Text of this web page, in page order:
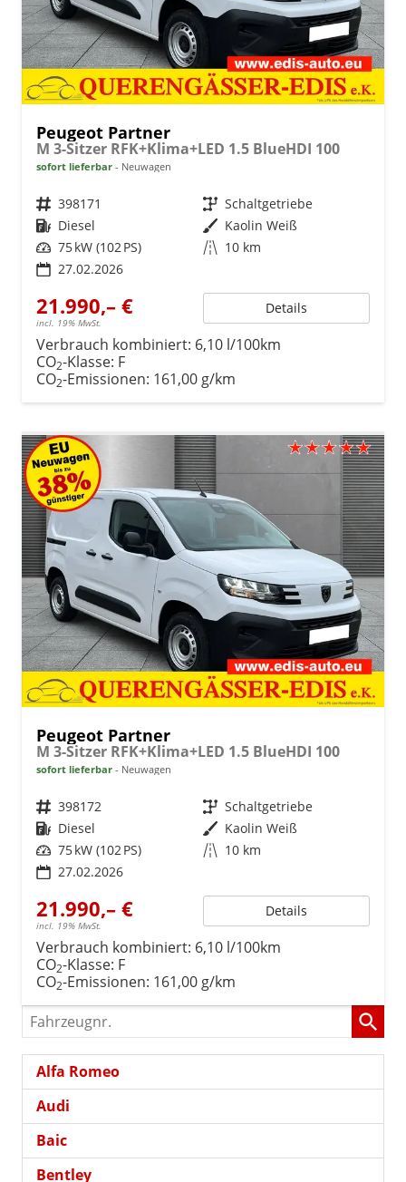
Peugeot Partner
M 3-Sitzer RFK+Klima+LED 1.5 BlueHDI 100
sofort lieferbar Neuwagen
Fahrzeugnr. 398171 Getriebe Schaltgetriebe
Kraftstoff Diesel Außenfarbe Kaolin Weiß
Leistung 75 kW (102 PS) Kilometerstand 10 km
27.02.2026
21.990,– €
incl. 19% MwSt.
Details
Verbrauch kombiniert: 6,10 l/100km
CO2-Klasse: F
CO2-Emissionen: 161,00 g/km
Peugeot Partner
M 3-Sitzer RFK+Klima+LED 1.5 BlueHDI 100
sofort lieferbar Neuwagen
Fahrzeugnr. 398172 Getriebe Schaltgetriebe
Kraftstoff Diesel Außenfarbe Kaolin Weiß
Leistung 75 kW (102 PS) Kilometerstand 10 km
27.02.2026
21.990,– €
incl. 19% MwSt.
Details
Verbrauch kombiniert: 6,10 l/100km
CO2-Klasse: F
CO2-Emissionen: 161,00 g/km
Fahrzeugnr.
Alfa Romeo
Audi
Baic
Bentley